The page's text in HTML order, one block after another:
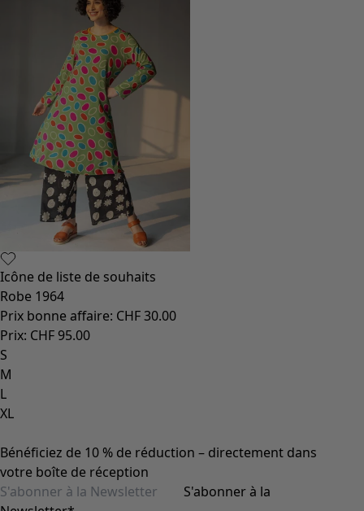
Icône de liste de souhaits
Robe 1964
Prix bonne affaire: CHF 30.00
Prix: CHF 95.00
S
M
L
XL
Bénéficiez de 10 % de réduction – directement dans
votre boîte de réception
S'abonner à la